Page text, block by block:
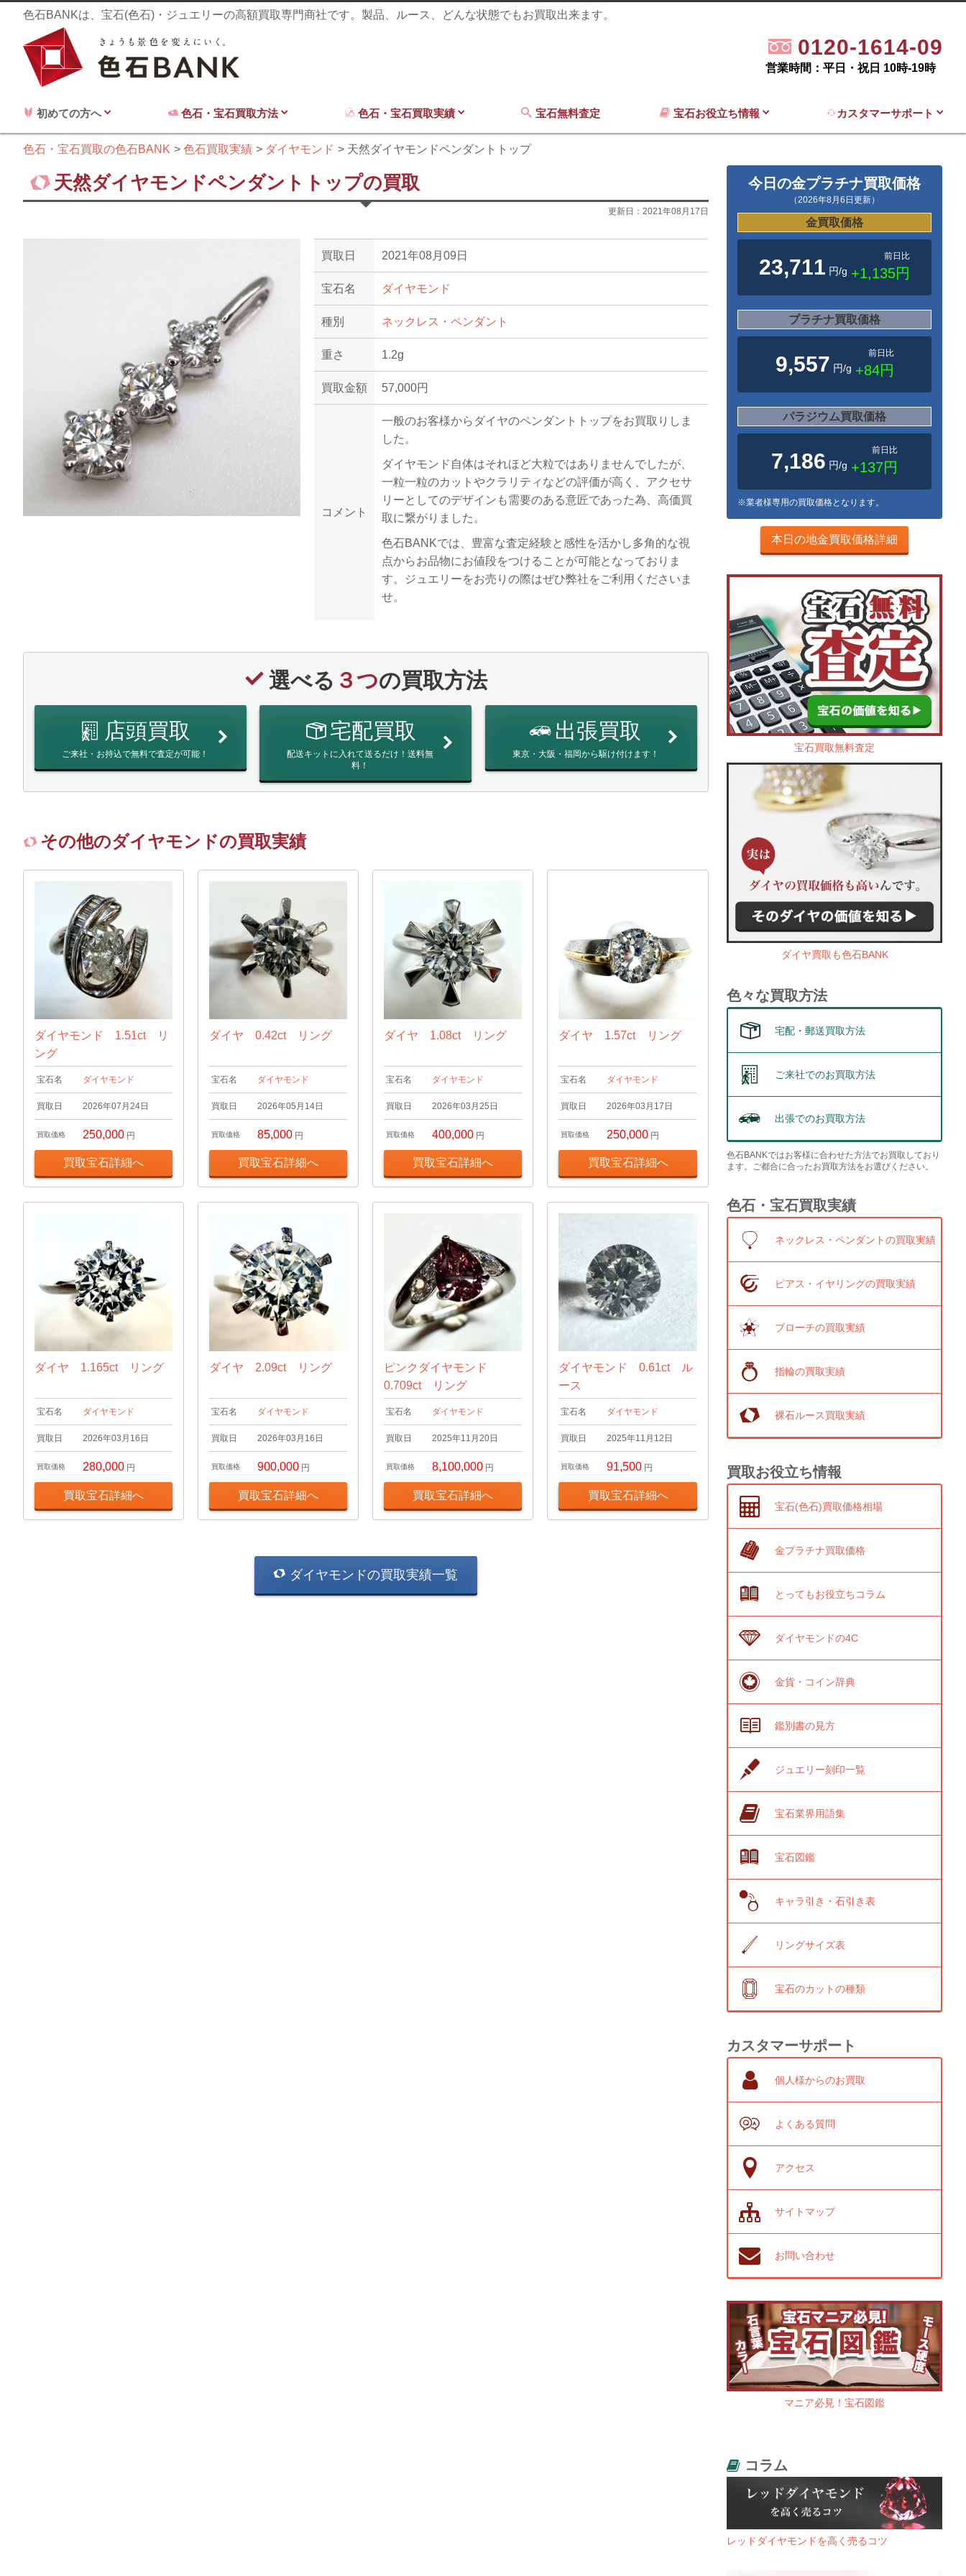
色石BANKは、宝石(色石)・ジュエリーの高額買取専門商社です。製品、ルース、どんな状態でもお買取出来ます。
0120-1614-09
営業時間：平日・祝日 10時-19時
初めての方へ 色石・宝石買取方法 色石・宝石買取実績 宝石無料査定 宝石お役立ち情報 カスタマーサポート
色石・宝石買取の色石BANK 色石買取実績 ダイヤモンド 天然ダイヤモンドペンダントトップ
天然ダイヤモンドペンダントトップの買取
更新日： 2021年08月17日
買取日 2021年08月09日
宝石名 ダイヤモンド
種別 ネックレス・ペンダント
重さ 1.2g
買取金額 57,000円
コメント
一般のお客様からダイヤのペンダントトップをお買取りしま
した。
ダイヤモンド自体はそれほど大粒ではありませんでしたが、
一粒一粒のカットやクラリティなどの評価が高く、アクセサ
リーとしてのデザインも需要のある意匠であった為、高価買
取に繋がりました。
色石BANKでは、豊富な査定経験と感性を活かし多角的な視
点からお品物にお値段をつけることが可能となっておりま
す。ジュエリーをお売りの際はぜひ弊社をご利用くださいま
せ。
選べる ３つの買取方法
店頭買取
ご来社・お持込で無料で査定が可能！
宅配買取
配送キットに入れて送るだけ！送料無
料！
出張買取
東京・大阪・福岡から駆け付けます！
その他のダイヤモンドの買取実績
ダイヤモンド 1.51ct リ
ング
宝石名 ダイヤモンド
買取日 2026年07月24日
買取価格 250,000 円
買取宝石詳細へ
ダイヤ 0.42ct リング
宝石名 ダイヤモンド
買取日 2026年05月14日
買取価格 85,000 円
買取宝石詳細へ
ダイヤ 1.08ct リング
宝石名 ダイヤモンド
買取日 2026年03月25日
買取価格 400,000 円
買取宝石詳細へ
ダイヤ 1.57ct リング
宝石名 ダイヤモンド
買取日 2026年03月17日
買取価格 250,000 円
買取宝石詳細へ
ダイヤ 1.165ct リング
宝石名 ダイヤモンド
買取日 2026年03月16日
買取価格 280,000 円
買取宝石詳細へ
ダイヤ 2.09ct リング
宝石名 ダイヤモンド
買取日 2026年03月16日
買取価格 900,000 円
買取宝石詳細へ
ピンクダイヤモンド
0.709ct リング
宝石名 ダイヤモンド
買取日 2025年11月20日
買取価格 8,100,000 円
買取宝石詳細へ
ダイヤモンド 0.61ct ル
ース
宝石名 ダイヤモンド
買取日 2025年11月12日
買取価格 91,500 円
買取宝石詳細へ
ダイヤモンドの買取実績一覧
今日の金プラチナ買取価格
（2026年8月6日更新）
金買取価格
23,711 円/g
前日比
+1,135円
プラチナ買取価格
9,557 円/g
前日比
+84円
パラジウム買取価格
7,186 円/g
前日比
+137円
※業者様専用の買取価格となります。
本日の地金買取価格詳細
宝石買取無料査定
ダイヤ買取も色石BANK
色々な買取方法
宅配・郵送買取方法
ご来社でのお買取方法
出張でのお買取方法
色石BANKではお客様に合わせた方法でお買取しており
ます。ご都合に合ったお買取方法をお選びください。
色石・宝石買取実績
ネックレス・ペンダントの買取実績
ピアス・イヤリングの買取実績
ブローチの買取実績
指輪の買取実績
裸石ルース買取実績
買取お役立ち情報
宝石(色石)買取価格相場
金プラチナ買取価格
とってもお役立ちコラム
ダイヤモンドの4C
金貨・コイン辞典
鑑別書の見方
ジュエリー刻印一覧
宝石業界用語集
宝石図鑑
キャラ引き・石引き表
リングサイズ表
宝石のカットの種類
カスタマーサポート
個人様からのお買取
よくある質問
アクセス
サイトマップ
お問い合わせ
マニア必見！宝石図鑑
コラム
レッドダイヤモンドを高く売るコツ